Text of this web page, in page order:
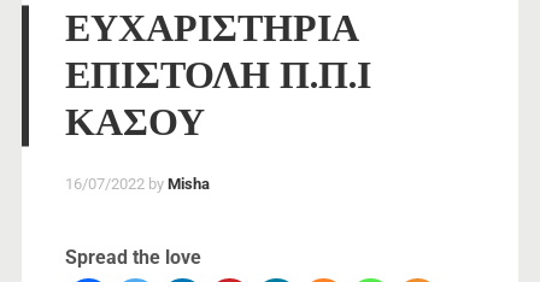
ΕΥΧΑΡΙΣΤΗΡΙΑ
ΕΠΙΣΤΟΛΗ Π.Π.Ι
ΚΑΣΟΥ
16/07/2022 by Misha
Spread the love